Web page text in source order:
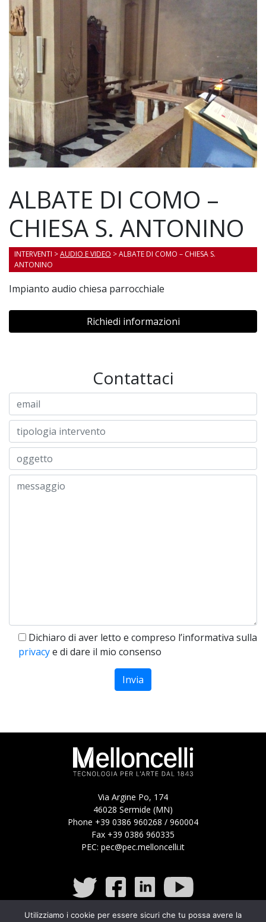
ALBATE DI COMO –
CHIESA S. ANTONINO
INTERVENTI >AUDIO E VIDEO > ALBATE DI COMO – CHIESA S.
ANTONINO
Impianto audio chiesa parrocchiale
Richiedi informazioni
Contattaci
Dichiaro di aver letto e compreso l’informativa sulla
privacye di dare il mio consenso
Via Argine Po, 174
46028 Sermide (MN)
Phone +39 0386 960268 / 960004
Fax +39 0386 960335
PEC: pec@pec.melloncelli.it
Utilizziamo i cookie per essere sicuri che tu possa avere la